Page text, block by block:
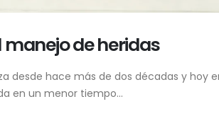
manejo de heridas
desde hace más de dos décadas y hoy
en un menor tiempo...